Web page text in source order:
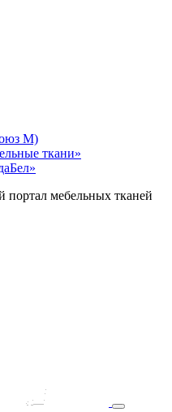
М)
ткани»
мебельных тканей